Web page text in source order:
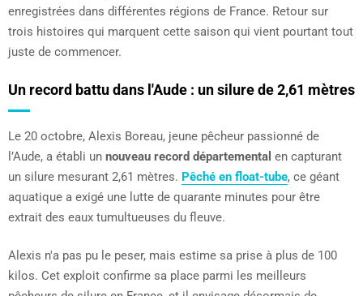
enregistrées dans différentes régions de France. Retour sur
trois histoires qui marquent cette saison qui vient pourtant tout
juste de commencer.
Un record battu dans l'Aude : un silure de 2,61 mètres
Le 20 octobre, Alexis Boreau, jeune pêcheur passionné de
l’Aude, a établi un nouveau record départemental en capturant
un silure mesurant 2,61 mètres. Pêché en float-tube, ce géant
aquatique a exigé une lutte de quarante minutes pour être
extrait des eaux tumultueuses du fleuve.
Alexis n'a pas pu le peser, mais estime sa prise à plus de 100
kilos. Cet exploit confirme sa place parmi les meilleurs